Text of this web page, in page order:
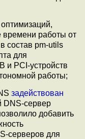
времени работы от
состав pm-utils
для
и PCI-устройств
работы;
задействован
DNS-сервер
добавить
серверов для